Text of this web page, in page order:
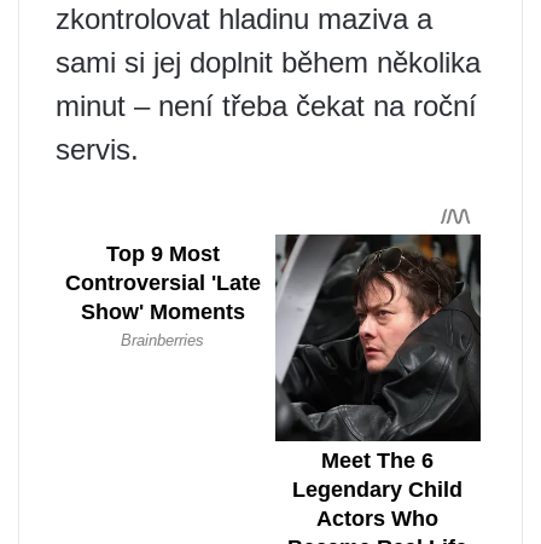
zkontrolovat hladinu maziva a
sami si jej doplnit během několika
minut – není třeba čekat na roční
servis.